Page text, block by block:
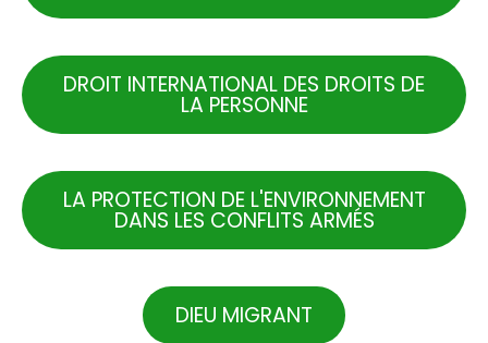
DROIT INTERNATIONAL DES DROITS DE
LA PERSONNE
LA PROTECTION DE L'ENVIRONNEMENT
DANS LES CONFLITS ARMÉS
DIEU MIGRANT